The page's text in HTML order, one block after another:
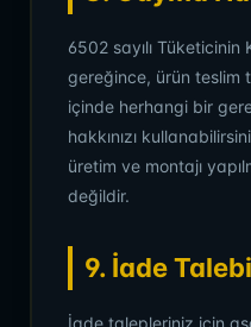
6502 sayılı Tüketicinin
gereğince, ürün teslim
içinde herhangi bir
hakkınızı
üretim ve montajı
değildir.
9. İade
İade talepleriniz için